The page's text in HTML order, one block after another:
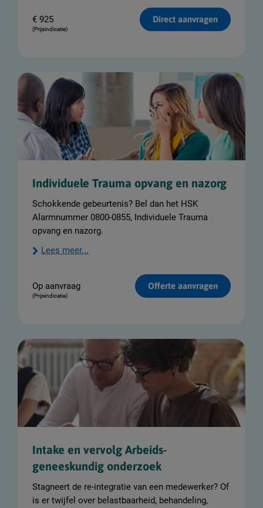
€ 925
(Prijsindicatie)
Direct aanvragen
Individuele Trauma opvang en nazorg
Schokkende gebeurtenis? Bel dan het HSK
Alarmnummer 0800-0855, Individuele Trauma
opvang en nazorg.
Lees meer...
Op aanvraag
(Prijsindicatie)
Offerte aanvragen
Intake en vervolg Arbeids-
geneeskundig onderzoek
Stagneert de re-integratie van een medewerker? Of
is er twijfel over belastbaarheid, behandeling,